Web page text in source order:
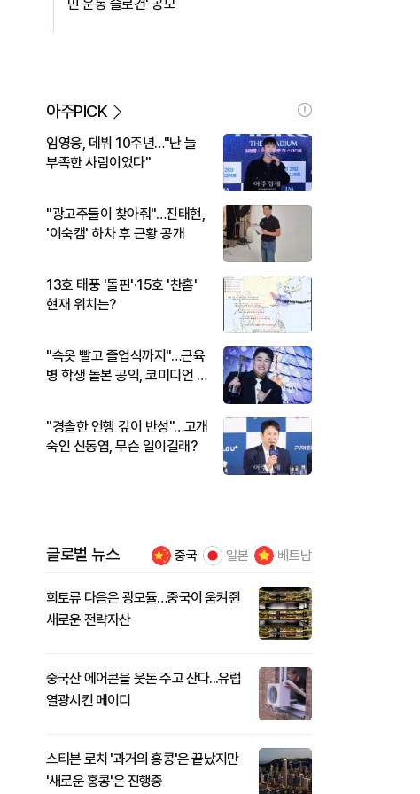
민 운동 슬로건' 공모
아주PICK
임영웅, 데뷔 10주년…"난 늘
부족한 사람이었다"
"광고주들이 찾아줘"…진태현,
'이숙캠' 하차 후 근황 공개
13호 태풍 '돌핀'·15호 '찬홈'
현재 위치는?
"속옷 빨고 졸업식까지"…근육
병 학생 돌본 공익, 코미디언 김
"경솔한 언행 깊이 반성"…고개
숙인 신동엽, 무슨 일이길래?
글로벌 뉴스 중국 일본 베트남
희토류 다음은 광모듈…중국이 움켜쥔
새로운 전략자산
중국산 에어콘을 웃돈 주고 산다...유럽
열광시킨 메이디
스티븐 로치 '과거의 홍콩'은 끝났지만
'새로운 홍콩'은 진행중